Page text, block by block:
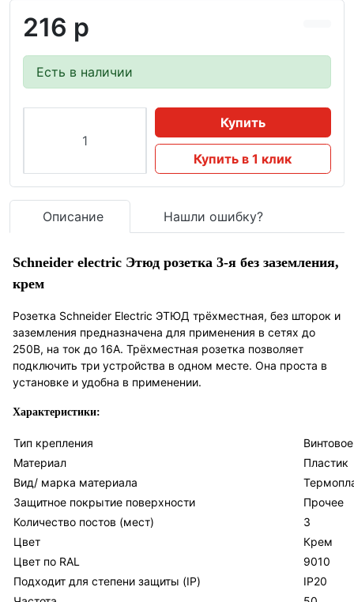
216 р
Есть в наличии
Купить
Купить в 1 клик
Описание Нашли ошибку?
Schneider electric Этюд розетка 3-я без заземления,
крем
Розетка Schneider Electric ЭТЮД трёхместная, без шторок и
заземления предназначена для применения в сетях до
250В, на ток до 16А. Трёхместная розетка позволяет
подключить три устройства в одном месте. Она проста в
установке и удобна в применении.
Характеристики:
Тип крепления
Материал
Пластик
Вид/ марка материала
Защитное покрытие поверхности
Прочее
Количество постов (мест)
3
Цвет
Крем
Цвет по RAL
9010
Подходит для степени защиты (IP)
IP20